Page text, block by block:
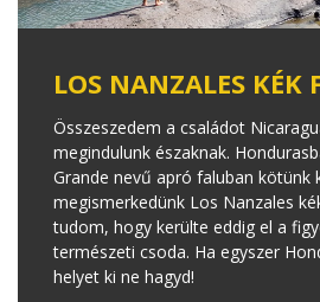
LOS NANZALES KÉK
Összeszedem a családot
megindulunk északnak.
Grande nevű apró faluban kötünk
megismerkedünk Los Nanzales
tudom, hogy kerülte eddig el a
természeti csoda. Ha egyszer
helyet ki ne hagyd!